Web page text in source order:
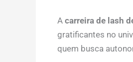
A carreira de lash
gratificantes no
quem busca